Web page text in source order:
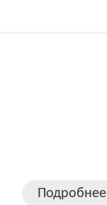
Подробнее